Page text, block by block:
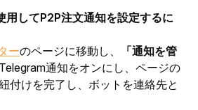
してP2P注文通知を設定するに
ーのページに移動し、
「通知を管
通知をオンにし、ページの
付けを完了し、ボットを連絡先と